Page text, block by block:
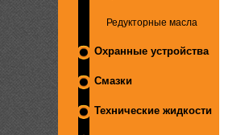
Редукторные масла
Охранные устройства
Смазки
Технические жидкости